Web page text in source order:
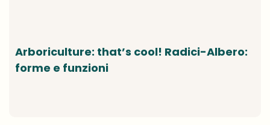
Arboriculture: that’s cool! Radici-Albero:
forme e funzioni